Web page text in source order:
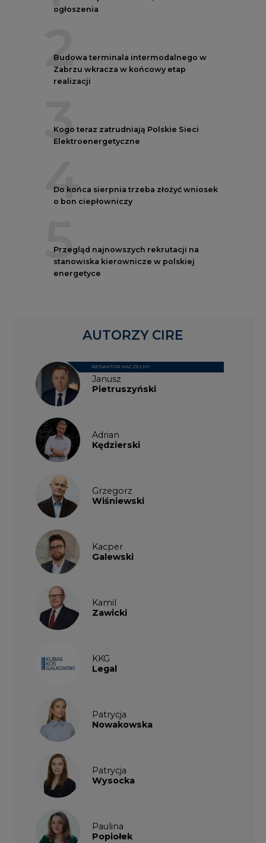
ogłoszenia
2
Budowa terminala intermodalnego w
Zabrzu wkracza w końcowy etap
realizacji
3
Kogo teraz zatrudniają Polskie Sieci
Elektroenergetyczne
4
Do końca sierpnia trzeba złożyć wniosek
o bon ciepłowniczy
5
Przegląd najnowszych rekrutacji na
stanowiska kierownicze w polskiej
energetyce
Janusz
Pietruszyński
REDAKTOR NACZELNY
Adrian
Kędzierski
Grzegorz
Wiśniewski
Kacper
Galewski
Kamil
Zawicki
KKG
Legal
Patrycja
Nowakowska
Patrycja
Wysocka
Paulina
Popiołek
AUTORZY CIRE